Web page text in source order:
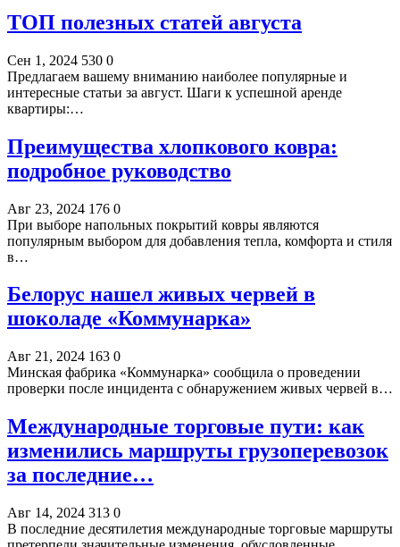
ТОП полезных статей августа
Сен 1, 2024 530 0
Предлагаем вашему вниманию наиболее популярные и
интересные статьи за август. Шаги к успешной аренде
квартиры:…
Преимущества хлопкового ковра:
подробное руководство
Авг 23, 2024 176 0
При выборе напольных покрытий ковры являются
популярным выбором для добавления тепла, комфорта и стиля
в…
Белорус нашел живых червей в
шоколаде «Коммунарка»
Авг 21, 2024 163 0
Минская фабрика «Коммунарка» сообщила о проведении
проверки после инцидента с обнаружением живых червей в…
Международные торговые пути: как
изменились маршруты грузоперевозок
за последние…
Авг 14, 2024 313 0
В последние десятилетия международные торговые маршруты